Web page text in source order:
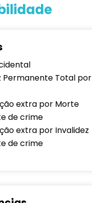
Permanente Total por
extra por Morte
de crime
extra por Invalidez
de crime